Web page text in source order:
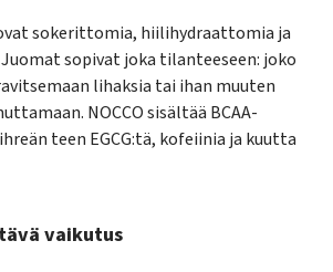
sokerittomia, hiilihydraattomia ja
sopivat joka tilanteeseen: joko
lihaksia tai ihan muuten
NOCCO sisältää BCAA-
teen EGCG:tä, kofeiinia ja kuutta
vaikutus